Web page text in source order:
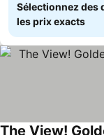
Sélectionnez des
les prix exacts